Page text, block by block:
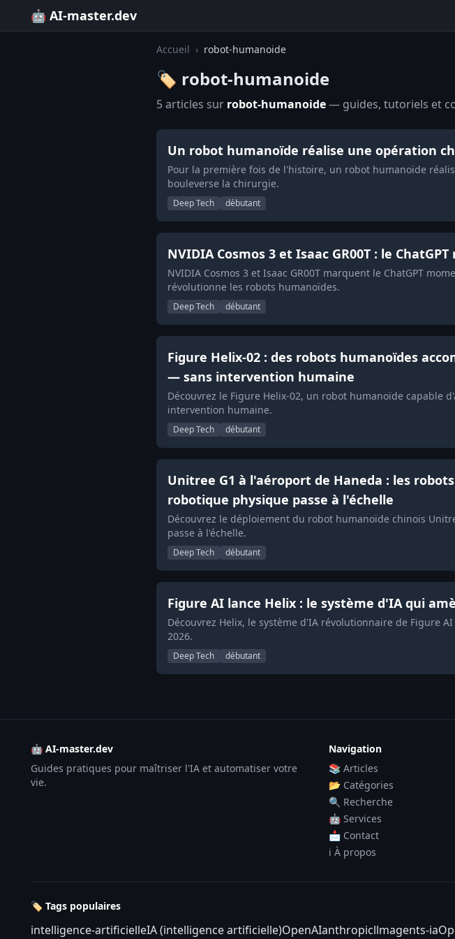
🤖 AI-master.dev
Accueil › robot-humanoide
🏷️ robot-humanoide
5 articles sur robot-humanoide— guides, tutoriels et
Un robot humanoïde réalise une opération
Pour la première fois de l'histoire, un robot humanoïde
bouleverse la chirurgie.
Deep Tech débutant
NVIDIA Cosmos 3 et Isaac GR00T : le
NVIDIA Cosmos 3 et Isaac GR00T marquent le ChatGPT
révolutionne les robots humanoïdes.
Deep Tech débutant
Figure Helix-02 : des robots humanoïdes
— sans intervention humaine
Découvrez le Figure Helix-02, un robot humanoïde capable
intervention humaine.
Deep Tech débutant
Unitree G1 à l'aéroport de Haneda : les
robotique physique passe à l'échelle
Découvrez le déploiement du robot humanoïde chinois
passe à l'échelle.
Deep Tech débutant
Figure AI lance Helix : le système d'IA qui
Découvrez Helix, le système d'IA révolutionnaire de Figure
2026.
Deep Tech débutant
🤖 AI-master.dev
Guides pratiques pour maîtriser l'IA et automatiser votre
vie.
Navigation
📚 Articles
📂 Catégories
🔍 Recherche
🤖 Services
📩 Contact
ℹ️ À propos
🏷️ Tags populaires
intelligence-artificielleIA (intelligence artificielle)OpenAIanthropicllmagents-ia